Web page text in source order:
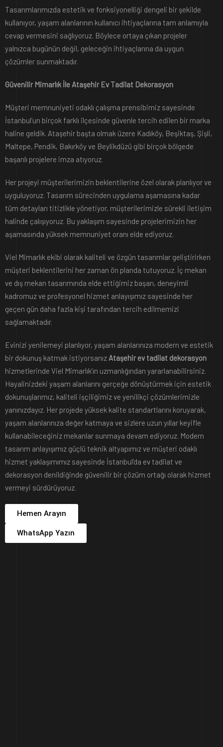
Tasarımlarımızda estetik ve fonksiyonelliği dengeli bir şekilde
kullanıyor, yaşam alanlarının kullanıcı ihtiyaçlarına tam anlamıyla
cevap vermesini sağlıyoruz. Böylece ortaya çıkan projeler
yalnızca bugünün değil, geleceğin ihtiyaçlarına da uygun
çözümler sunmaktadır.
Güvenilir Mimarlık İle Ataşehir Ev Tadilat Dekorasyon
Müşteri memnuniyeti odaklı çalışma prensibimiz sayesinde
İstanbul’un birçok farklı ilçesinde güvenle tercih edilen bir marka
haline geldik. Ataşehir başta olmak üzere Kadıköy, Beşiktaş, Şişli,
Maltepe, Pendik, Bakırköy ve Beylikdüzü gibi birçok bölgede
başarılı projelere imza atıyoruz.
Her projeyi müşterilerimizin beklentilerine özel olarak planlıyor ve
uyguluyoruz. Tasarım sürecinden uygulama aşamasına kadar
tüm detayları titizlikle yönetiyor, müşterilerimizle sürekli iletişim
halinde çalışıyoruz. Bu yaklaşım sayesinde projelerimizin her
aşamasında yüksek memnuniyet oranı elde ediyoruz.
Viel Mimarlık ekibi olarak kaliteli ve özgün tasarımlar geliştirirken
müşteri beklentilerini her zaman ön planda tutuyoruz. İç mekan
ve dış mekan tasarımında elde ettiğimiz başarı, deneyimli
kadromuz ve profesyonel hizmet anlayışımız sayesinde her
geçen gün daha fazla kişi tarafından tercih edilmemizi
sağlamaktadır.
Evinizi yenilemeyi planlıyor, yaşam alanlarınıza modern ve estetik
bir dokunuş katmak istiyorsanız Ataşehir ev tadilat dekorasyon
hizmetlerinde Viel Mimarlık’ın uzmanlığından yararlanabilirsiniz.
Hayalinizdeki yaşam alanlarını gerçeğe dönüştürmek için estetik
dokunuşlarımız, kaliteli işçiliğimiz ve yenilikçi çözümlerimizle
yanınızdayız. Her projede yüksek kalite standartlarını koruyarak,
yaşam alanlarınıza değer katmaya ve sizlere uzun yıllar keyifle
kullanabileceğiniz mekanlar sunmaya devam ediyoruz. Modern
tasarım anlayışımız güçlü teknik altyapımız ve müşteri odaklı
hizmet yaklaşımımız sayesinde İstanbul’da ev tadilat ve
dekorasyon denildiğinde güvenilir bir çözüm ortağı olarak hizmet
vermeyi sürdürüyoruz.
Hemen Arayın
WhatsApp Yazın